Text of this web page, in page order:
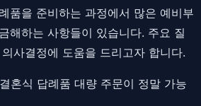
품을 준비하는 과정에서 많은 예비부
해하는 사항들이 있습니다. 주요 질
사결정에 도움을 드리고자 합니다.
혼식 답례품 대량 주문이 정말 가능